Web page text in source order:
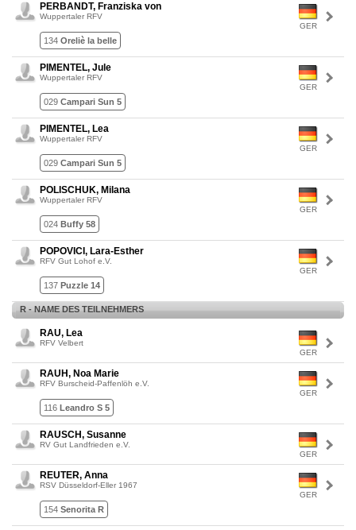
GER
PERBANDT, Franziska von
Wuppertaler RFV
134 Oreliè la belle
GER
PIMENTEL, Jule
Wuppertaler RFV
029 Campari Sun 5
GER
PIMENTEL, Lea
Wuppertaler RFV
029 Campari Sun 5
GER
POLISCHUK, Milana
Wuppertaler RFV
024 Buffy 58
GER
POPOVICI, Lara-Esther
RFV Gut Lohof e.V.
137 Puzzle 14
R - NAME DES TEILNEHMERS
GER
RAU, Lea
RFV Velbert
GER
RAUH, Noa Marie
RFV Burscheid-Paffenlöh e.V.
116 Leandro S 5
GER
RAUSCH, Susanne
RV Gut Landfrieden e.V.
GER
REUTER, Anna
RSV Düsseldorf-Eller 1967
154 Senorita R